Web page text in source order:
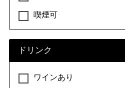
喫煙可
ドリンク
ワインあり